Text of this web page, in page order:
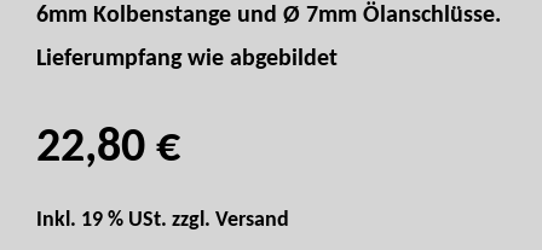
6mm Kolbenstange und Ø 7mm Ölanschlüsse.
Lieferumpfang wie abgebildet
22,80 €
Inkl. 19 % USt. zzgl. Versand